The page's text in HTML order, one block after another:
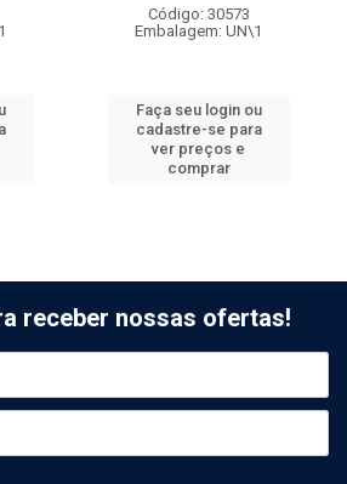
Código: 30573
Embalagem: UN\1
Faça seu login ou
cadastre-se para
ver preços e
comprar
receber nossas ofertas!